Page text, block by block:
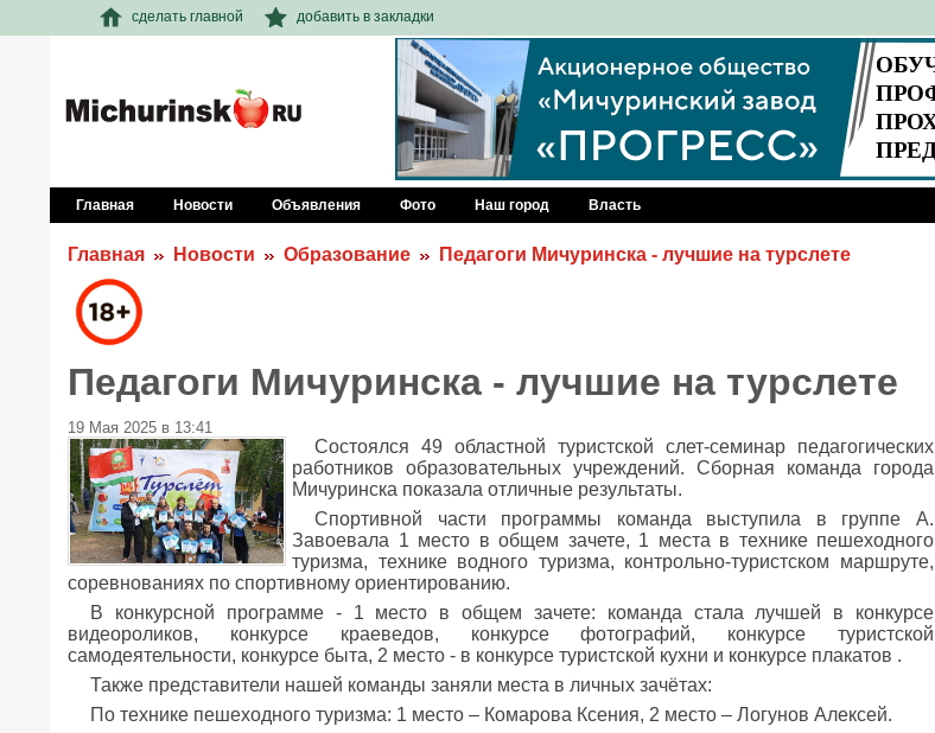
сделать главной добавить в закладки
Главная Новости Объявления Фото Наш город Власть
Главная Новости Образование Педагоги Мичуринска - лучшие на турслете
Педагоги Мичуринска - лучшие на турслете
19 Мая 2025 в 13:41
Состоялся 49 областной туристской слет-семинар педагогических
работников образовательных учреждений. Сборная команда города
Мичуринска показала отличные результаты.
Спортивной части программы команда выступила в группе А.
Завоевала 1 место в общем зачете, 1 места в технике пешеходного
туризма, технике водного туризма, контрольно-туристском маршруте,
соревнованиях по спортивному ориентированию.
В конкурсной программе - 1 место в общем зачете: команда стала лучшей в конкурсе
видеороликов, конкурсе краеведов, конкурсе фотографий, конкурсе туристской
самодеятельности, конкурсе быта, 2 место - в конкурсе туристской кухни и конкурсе плакатов .
Также представители нашей команды заняли места в личных зачётах:
По технике пешеходного туризма: 1 место – Комарова Ксения, 2 место – Логунов Алексей.